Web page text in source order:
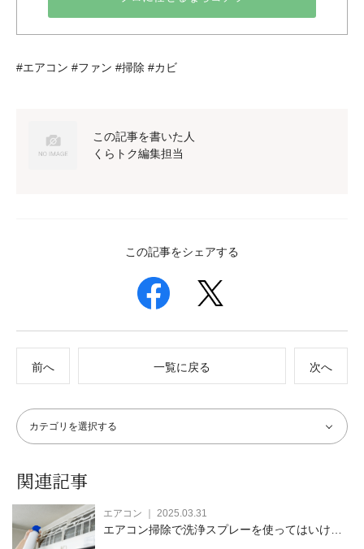
#エアコン #ファン #掃除 #カビ
この記事を書いた人
くらトク編集担当
この記事をシェアする
前へ 一覧に戻る 次へ
関連記事
エアコン ｜ 2025.03.31
エアコン掃除で洗浄スプレーを使ってはいけな